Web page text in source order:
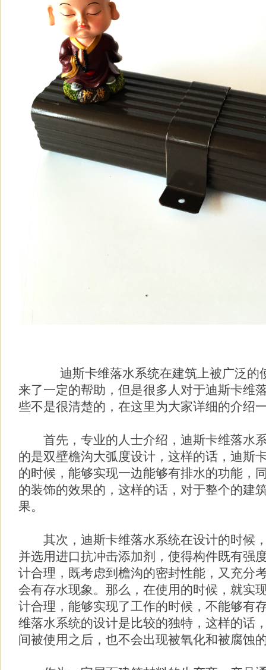
迪斯卡维落水系统在建筑上被广泛的
来了一定的帮助，但是很多人对于迪斯卡维
些不是很清楚的，在这里为大家详细的介绍
首先，专业的人士介绍，迪斯卡维落水
的是双壁檐沟大弧度设计，这样的话，迪斯
的时候，能够实现一边能够有排水的功能，
的装饰的效果的，这样的话，对于整个的建
果。
其次，迪斯卡维落水系统在设计的时候
并选用进口抗冲击添加剂，使得构件既有强
计合理，既考虑到檐沟的密封性能，又充分
会有存水现象。那么，在使用的时候，就实
计合理，能够实现了工作的时候，不能够有
维落水系统的设计是比较的独特，这样的话
间被使用之后，也不会出现被氧化和被腐蚀